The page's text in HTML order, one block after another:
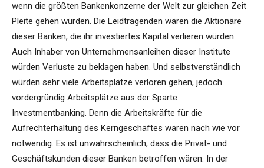
wenn die größten Bankenkonzerne der Welt zur gleichen Zeit
Pleite gehen würden. Die Leidtragenden wären die Aktionäre
dieser Banken, die ihr investiertes Kapital verlieren würden.
Auch Inhaber von Unternehmensanleihen dieser Institute
würden Verluste zu beklagen haben. Und selbstverständlich
würden sehr viele Arbeitsplätze verloren gehen, jedoch
vordergründig Arbeitsplätze aus der Sparte
Investmentbanking. Denn die Arbeitskräfte für die
Aufrechterhaltung des Kerngeschäftes wären nach wie vor
notwendig. Es ist unwahrscheinlich, dass die Privat- und
Geschäftskunden dieser Banken betroffen wären. In der